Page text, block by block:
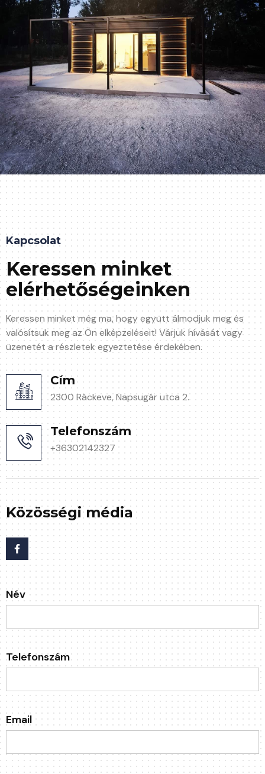
Név
Telefonszám
Email
Kapcsolat
Keressen minket
elérhetőségeinken
Keressen minket még ma, hogy együtt álmodjuk meg és
valósítsuk meg az Ön elképzeléseit! Várjuk hívását vagy
üzenetét a részletek egyeztetése érdekében.
Cím
2300 Ráckeve, Napsugár utca 2.
Telefonszám
+36302142327
Közösségi média